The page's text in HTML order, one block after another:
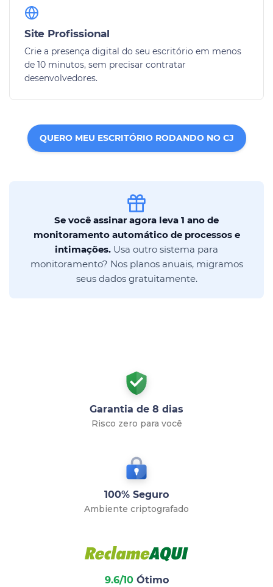
Site Profissional
Crie a presença digital do seu escritório em menos
de 10 minutos, sem precisar contratar
desenvolvedores.
QUERO MEU ESCRITÓRIO RODANDO NO CJ
Se você assinar agora leva 1 ano de
monitoramento automático de processos e
intimações. Usa outro sistema para
monitoramento? Nos planos anuais, migramos
seus dados gratuitamente.
Garantia de 8 dias
Risco zero para você
100% Seguro
Ambiente criptografado
9.6/10Ótimo